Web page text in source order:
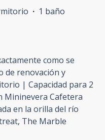
· 1 baño
como se
de renovación y
| Capacidad para 2
Mininevera Cafetera
en la orilla del río
The Marble